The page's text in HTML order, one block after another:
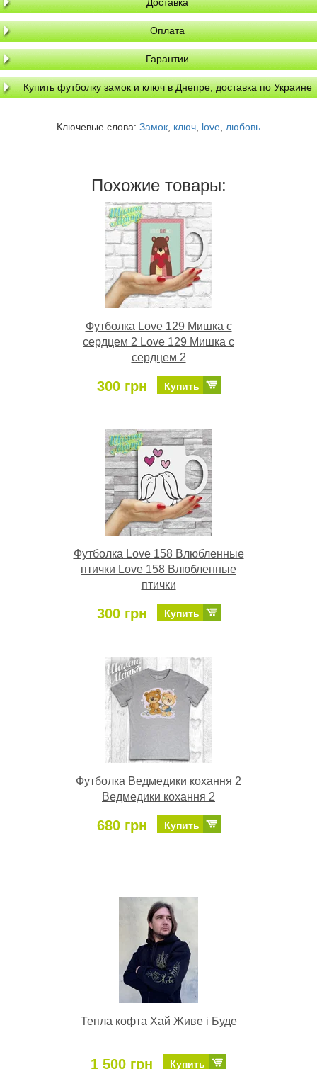
Оплата
Гарантии
Купить футболку замок и ключ в Днепре, доставка по Украине
Ключевые слова: Замок ключ love любовь
Похожие товары:
Футболка Love 129 Мишка с
сердцем 2 Love 129 Мишка с
сердцем 2
300 грн Купить
Футболка Love 158 Влюбленные
птички Love 158 Влюбленные
птички
300 грн Купить
Футболка Ведмедики кохання 2
Ведмедики кохання 2
680 грн Купить
Тепла кофта Хай Живе і Буде
1 500 грн Купить